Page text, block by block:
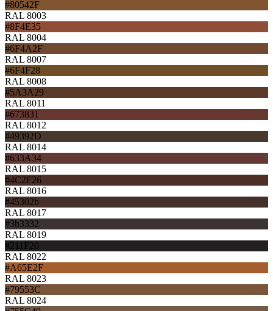
#80542F
RAL 8003
#8F4E35
RAL 8004
#6F4A2F
RAL 8007
#6F4F28
RAL 8008
#5A3A29
RAL 8011
#673831
RAL 8012
#49392D
RAL 8014
#633A34
RAL 8015
#4C2F26
RAL 8016
#45302b
RAL 8017
#3b3332
RAL 8019
#211F20
RAL 8022
#A65E2F
RAL 8023
#79553C
RAL 8024